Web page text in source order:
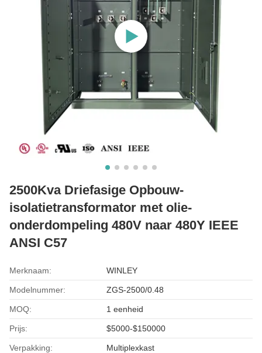
2500Kva Driefasige Opbouw-
isolatietransformator met olie-
onderdompeling 480V naar 480Y IEEE
ANSI C57
Merknaam: WINLEY
Modelnummer: ZGS-2500/0.48
MOQ: 1 eenheid
Prijs: $5000-$150000
Verpakking: Multiplexkast